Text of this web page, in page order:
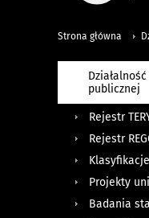
Strona główna
publicznej
Rejestr
Rejestr
Klasyfikacje
Projekty
Badania